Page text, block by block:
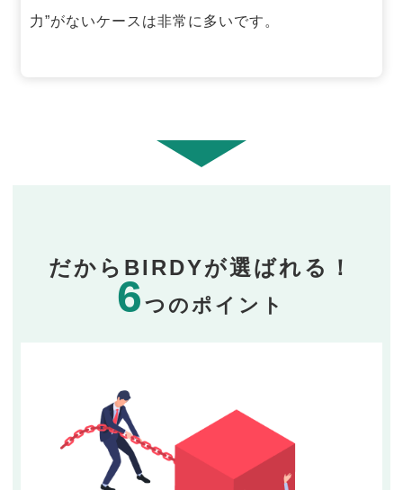
力”がないケースは非常に多いです。
だからBIRDYが選ばれる！
6つのポイント